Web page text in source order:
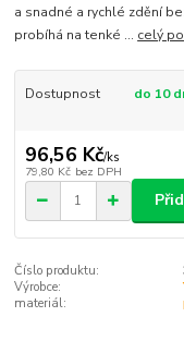
a snadné a rychlé zdění
probíhá na tenké ... celý
Dostupnost do 10
96,56 Kč/ks
79,80 Kč bez DPH
Číslo produktu:
Výrobce:
materiál: